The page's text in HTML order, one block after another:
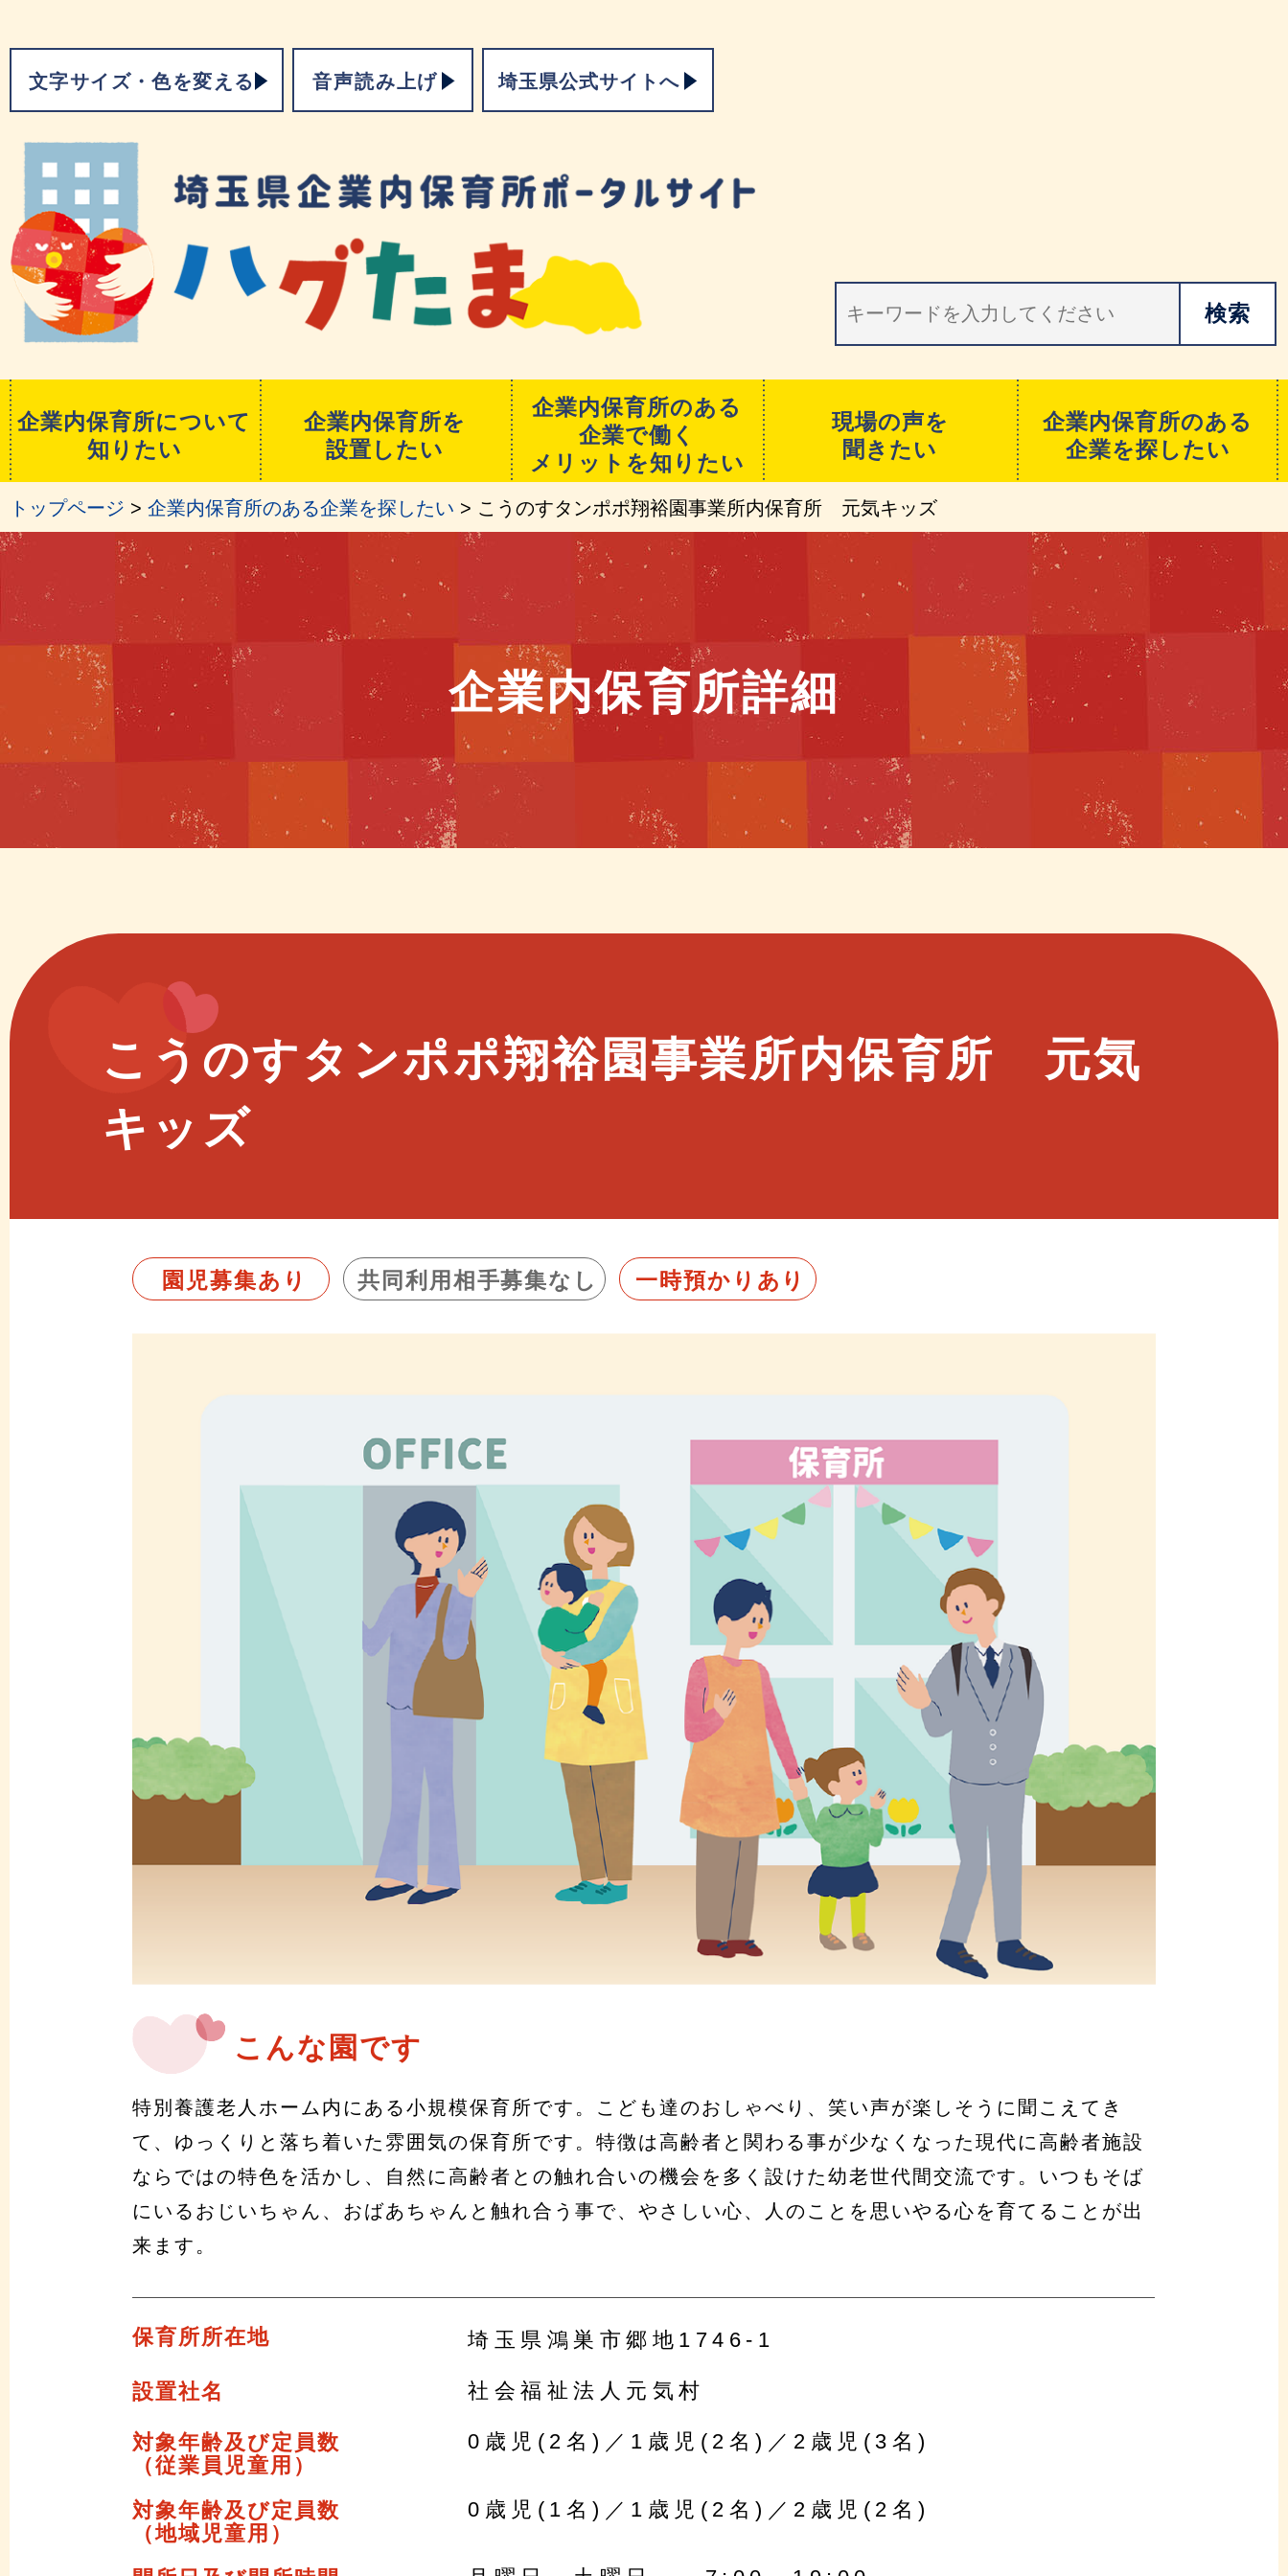
文字サイズ・色を変える 音声読み上げ 埼玉県公式サイトへ
企業内保育所について
知りたい
企業内保育所を
設置したい
企業内保育所のある
企業で働く
メリットを知りたい
現場の声を
聞きたい
企業内保育所のある
企業を探したい
トップページ > 企業内保育所のある企業を探したい > こうのすタンポポ翔裕園事業所内保育所 元気キッズ
企業内保育所詳細
こうのすタンポポ翔裕園事業所内保育所 元気
キッズ
園児募集あり 共同利用相手募集なし 一時預かりあり
こんな園です
特別養護老人ホーム内にある小規模保育所です。こども達のおしゃべり、笑い声が楽しそうに聞こえてき
て、ゆっくりと落ち着いた雰囲気の保育所です。特徴は高齢者と関わる事が少なくなった現代に高齢者施設
ならではの特色を活かし、自然に高齢者との触れ合いの機会を多く設けた幼老世代間交流です。いつもそば
にいるおじいちゃん、おばあちゃんと触れ合う事で、やさしい心、人のことを思いやる心を育てることが出
来ます。
保育所所在地 埼玉県鴻巣市郷地1746-1
設置社名 社会福祉法人元気村
対象年齢及び定員数
（従業員児童用）
0歳児(2名)／1歳児(2名)／2歳児(3名)
対象年齢及び定員数
（地域児童用）
0歳児(1名)／1歳児(2名)／2歳児(2名)